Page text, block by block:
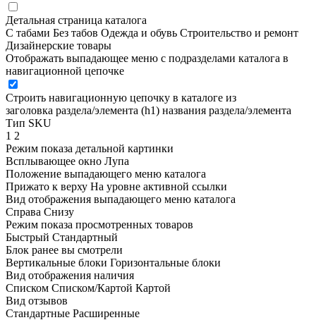
Детальная страница каталога
С табами Без табов Одежда и обувь Строительство и ремонт
Дизайнерские товары
Отображать выпадающее меню с подразделами каталога в
навигационной цепочке
Строить навигационную цепочку в каталоге из
заголовка раздела/элемента (h1) названия раздела/элемента
Тип SKU
1 2
Режим показа детальной картинки
Всплывающее окно Лупа
Положение выпадающего меню каталога
Прижато к верху На уровне активной ссылки
Вид отображения выпадающего меню каталога
Справа Снизу
Режим показа просмотренных товаров
Быстрый Стандартный
Блок ранее вы смотрели
Вертикальные блоки Горизонтальные блоки
Вид отображения наличия
Списком Списком/Картой Картой
Вид отзывов
Стандартные Расширенные